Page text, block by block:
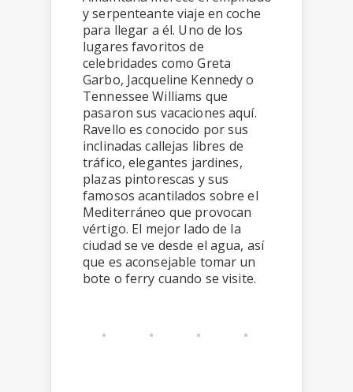
y serpenteante viaje en coche
para llegar a él. Uno de los
lugares favoritos de
celebridades como Greta
Garbo, Jacqueline Kennedy o
Tennessee Williams que
pasaron sus vacaciones aquí.
Ravello es conocido por sus
inclinadas callejas libres de
tráfico, elegantes jardines,
plazas pintorescas y sus
famosos acantilados sobre el
Mediterráneo que provocan
vértigo. El mejor lado de la
ciudad se ve desde el agua, así
que es aconsejable tomar un
bote o ferry cuando se visite.